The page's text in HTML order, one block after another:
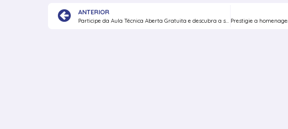
ANTERIOR
Participe da Aula Técnica Aberta Gratuita e descubra a sua nova profissão